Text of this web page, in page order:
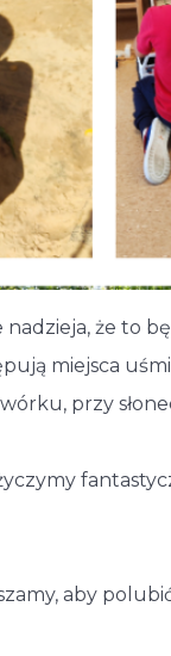
że to
miejsca
przy
aby